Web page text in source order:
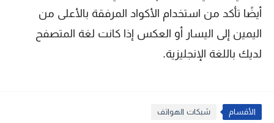
أيضًا تأكد من استخدام الأكواد المرفقة بالأعلى من
اليمين إلى اليسار أو العكس إذا كانت لغة المتصفح
لديك باللغة الإنجليزية.
الأقسام شبكات الهواتف